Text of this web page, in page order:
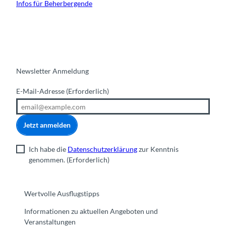
Infos für Beherbergende
Newsletter Anmeldung
E-Mail-Adresse (Erforderlich)
Jetzt anmelden
Ich habe die Datenschutzerklärungzur Kenntnis
genommen. (Erforderlich)
Wertvolle Ausflugstipps
Informationen zu aktuellen Angeboten und
Veranstaltungen